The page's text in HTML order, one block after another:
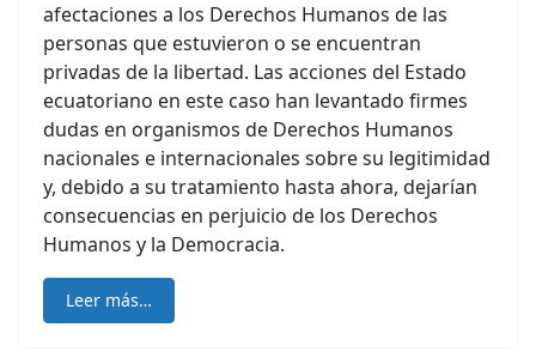
afectaciones a los Derechos Humanos de las
personas que estuvieron o se encuentran
privadas de la libertad. Las acciones del Estado
ecuatoriano en este caso han levantado firmes
dudas en organismos de Derechos Humanos
nacionales e internacionales sobre su legitimidad
y, debido a su tratamiento hasta ahora, dejarían
consecuencias en perjuicio de los Derechos
Humanos y la Democracia.
Leer más…